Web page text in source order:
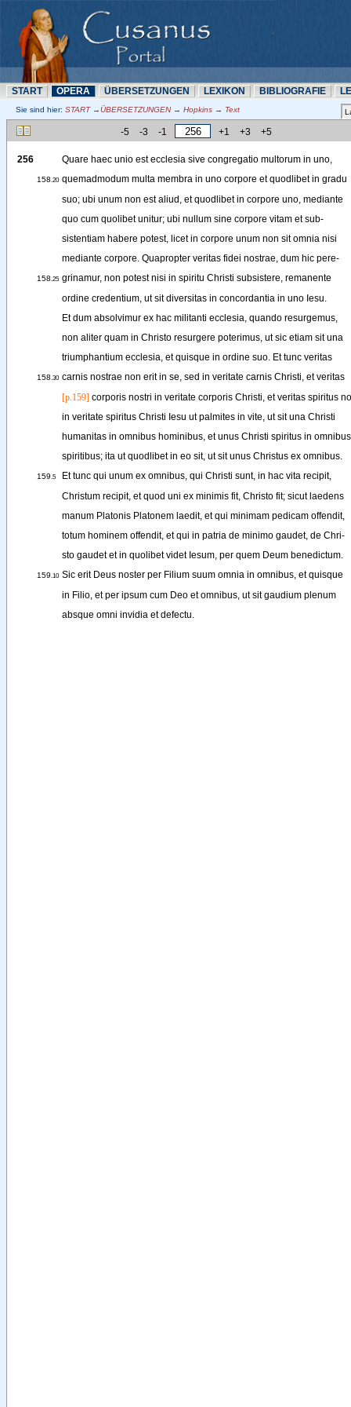
START OPERA ÜBERSETZUNN LEXIKON BIBLIOGRAFIE
Sie sind hier: START →ÜBERSETZUNN → Hopkins → Text
-5 -3 -1 +1 +3 +5
256 Quare haec unio est ecclesia sive congregatio multorum in uno,
158.20 quemadmodum multa membra in uno corpore et quodlibet in gradu
suo; ubi unum non est aliud , et quodlibet in corpore uno, mediante
quo cum quolibet unitur; ubi nullum sine corpore vitam et sub-
sistentiam habere potest, licet in corpore unum non sit omnia nisi
mediante corpore. Quapropter veritas fidei nostrae, dum hic pere-
158.25 grinamur, non potest nisi in spiritu Christi subsistere, remanente
ordine credentium, ut sit diversitas in concordantia in uno Iesu.
Et dum absolvimur ex hac militanti ecclesia, quando resurgemus,
non aliter quam in Christo resurgere poterimus, ut sic etiam sit una
triumphantium ecclesia, et quisque in ordine suo. Et tunc veritas
158.30 carnis nostrae non erit in se, sed in veritate carnis Christi, et veritas
[p.159] corporis nostri in veritate corporis Christi, et veritas spiritus
in veritate spiritus Christi Iesu ut palmites in vite, ut sit una Christi
humanitas in omnibus hominibus, et unus Christi spiritus in omnibus
spiritibus; ita ut quodlibet in eo sit, ut sit unus Christus ex omnibus.
159.5 Et tunc qui unum ex omnibus, qui Christi sunt, in hac vita recipit,
Christum recipit, et quod uni ex minimis fit, Christo fit; sicut laedens
manum Platonis Platonem laedit, et qui minimam pedicam offendit,
totum hominem offendit, et qui in patria de minimo gaudet, de Chri-
sto gaudet et in quolibet videt Iesum, per quem Deum benedictum.
159.10 Sic erit Deus noster per Filium suum omnia in omnibus, et quisque
in Filio, et per ipsum cum Deo et omnibus, ut sit gaudium plenum
absque omni invidia et defectu.